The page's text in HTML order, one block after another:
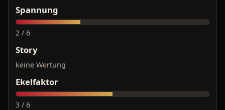
Spannung
2 / 6
Story
keine Wertung
Ekelfaktor
3 / 6